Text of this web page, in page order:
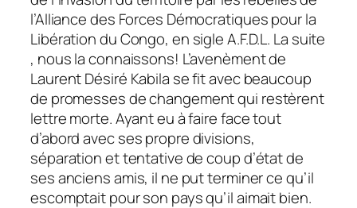
l’Alliance des Forces Démocratiques pour la
Libération du Congo, en sigle A.F.D.L. La suite
, nous la connaissons! L’avenèment de
Laurent Désiré Kabila se fit avec beaucoup
de promesses de changement qui restèrent
lettre morte. Ayant eu à faire face tout
d’abord avec ses propre divisions,
séparation et tentative de coup d’état de
ses anciens amis, il ne put terminer ce qu’il
escomptait pour son pays qu’il aimait bien.